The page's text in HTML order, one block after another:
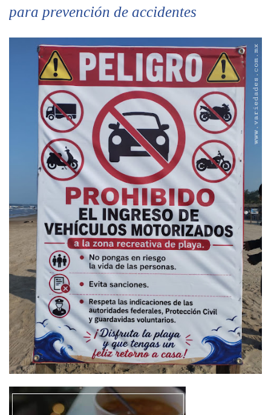
para prevención de accidentes